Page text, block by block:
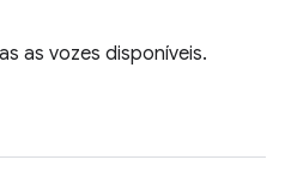
as vozes disponíveis.